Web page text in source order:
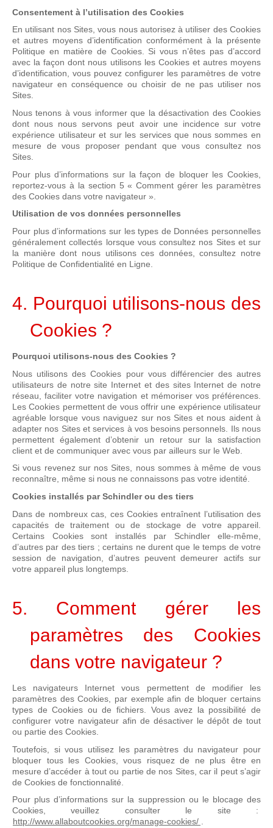
Consentement à l’utilisation des Cookies
En utilisant nos Sites, vous nous autorisez à utiliser des Cookies
et autres moyens d’identification conformément à la présente
Politique en matière de Cookies. Si vous n’êtes pas d’accord
avec la façon dont nous utilisons les Cookies et autres moyens
d’identification, vous pouvez configurer les paramètres de votre
navigateur en conséquence ou choisir de ne pas utiliser nos
Sites.
Nous tenons à vous informer que la désactivation des Cookies
dont nous nous servons peut avoir une incidence sur votre
expérience utilisateur et sur les services que nous sommes en
mesure de vous proposer pendant que vous consultez nos
Sites.
Pour plus d’informations sur la façon de bloquer les Cookies,
reportez-vous à la section 5 « Comment gérer les paramètres
des Cookies dans votre navigateur ».
Utilisation de vos données personnelles
Pour plus d’informations sur les types de Données personnelles
généralement collectés lorsque vous consultez nos Sites et sur
la manière dont nous utilisons ces données, consultez notre
Politique de Confidentialité en Ligne.
4. Pourquoi utilisons-nous des
Cookies ?
Pourquoi utilisons-nous des Cookies ?
Nous utilisons des Cookies pour vous différencier des autres
utilisateurs de notre site Internet et des sites Internet de notre
réseau, faciliter votre navigation et mémoriser vos préférences.
Les Cookies permettent de vous offrir une expérience utilisateur
agréable lorsque vous naviguez sur nos Sites et nous aident à
adapter nos Sites et services à vos besoins personnels. Ils nous
permettent également d’obtenir un retour sur la satisfaction
client et de communiquer avec vous par ailleurs sur le Web.
Si vous revenez sur nos Sites, nous sommes à même de vous
reconnaître, même si nous ne connaissons pas votre identité.
Cookies installés par Schindler ou des tiers
Dans de nombreux cas, ces Cookies entraînent l’utilisation des
capacités de traitement ou de stockage de votre appareil.
Certains Cookies sont installés par Schindler elle-même,
d’autres par des tiers ; certains ne durent que le temps de votre
session de navigation, d’autres peuvent demeurer actifs sur
votre appareil plus longtemps.
5. Comment gérer les
paramètres des Cookies
dans votre navigateur ?
Les navigateurs Internet vous permettent de modifier les
paramètres des Cookies, par exemple afin de bloquer certains
types de Cookies ou de fichiers. Vous avez la possibilité de
configurer votre navigateur afin de désactiver le dépôt de tout
ou partie des Cookies.
Toutefois, si vous utilisez les paramètres du navigateur pour
bloquer tous les Cookies, vous risquez de ne plus être en
mesure d’accéder à tout ou partie de nos Sites, car il peut s’agir
de Cookies de fonctionnalité.
Pour plus d’informations sur la suppression ou le blocage des
Cookies, veuillez consulter le site :
http://www.allaboutcookies.org/manage-cookies/ .